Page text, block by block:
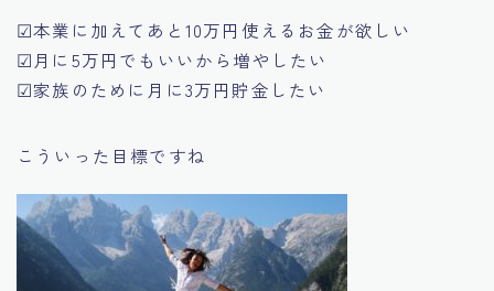
☑本業に加えてあと10万円使えるお金が欲しい
☑月に5万円でもいいから増やしたい
☑家族のために月に3万円貯金したい
こういった目標ですね